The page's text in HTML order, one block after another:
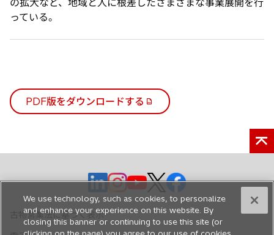
の拡大など、地域と人に根差したさまざまな事業展開を行
っている。
PDF版をダウンロードする
新
タ
で
開
く
新
し
い
タ
新
し
い
タ
新
し
い
タ
新
し
い
タ
新
し
い
タ
古物営業法に基づく表示
We use technology, such as cookies, to personalize
and enhance your experience on this website. By
closing this banner or continuing to use this site (or